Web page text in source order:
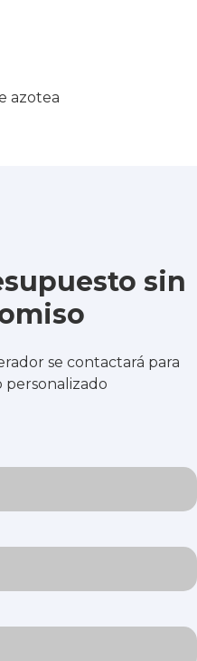
sin
se contactará para
personalizado